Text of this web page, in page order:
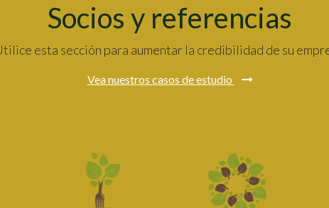
Socios y referencias
esta sección para aumentar la credibilidad de su
Vea nuestros casos de estudio